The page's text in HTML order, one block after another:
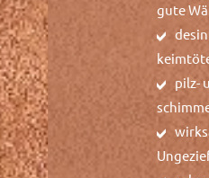
gute
pilz-